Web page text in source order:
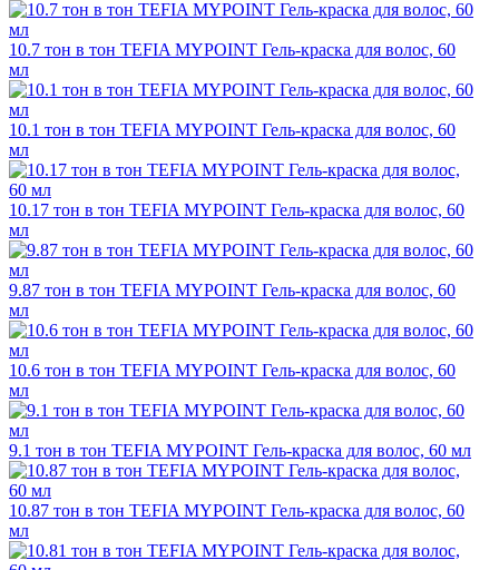
10.7 тон в тон TEFIA MYPOINT Гель-краска для волос, 60
мл
10.1 тон в тон TEFIA MYPOINT Гель-краска для волос, 60
мл
10.17 тон в тон TEFIA MYPOINT Гель-краска для волос, 60
мл
9.87 тон в тон TEFIA MYPOINT Гель-краска для волос, 60
мл
10.6 тон в тон TEFIA MYPOINT Гель-краска для волос, 60
мл
9.1 тон в тон TEFIA MYPOINT Гель-краска для волос, 60 мл
10.87 тон в тон TEFIA MYPOINT Гель-краска для волос, 60
мл